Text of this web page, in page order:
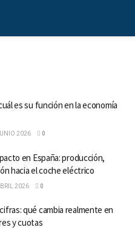
es su función en la economía
2026 0
en España: producción,
hacia el coche eléctrico
2026 0
qué cambia realmente en
y cuotas